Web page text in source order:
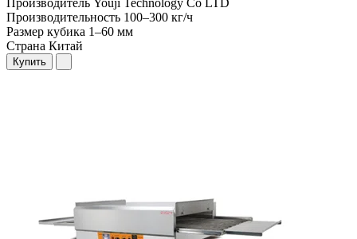
Производитель Youji Technology Co LTD
Производительность 100–300 кг/ч
Размер кубика 1–60 мм
Страна Китай
Купить